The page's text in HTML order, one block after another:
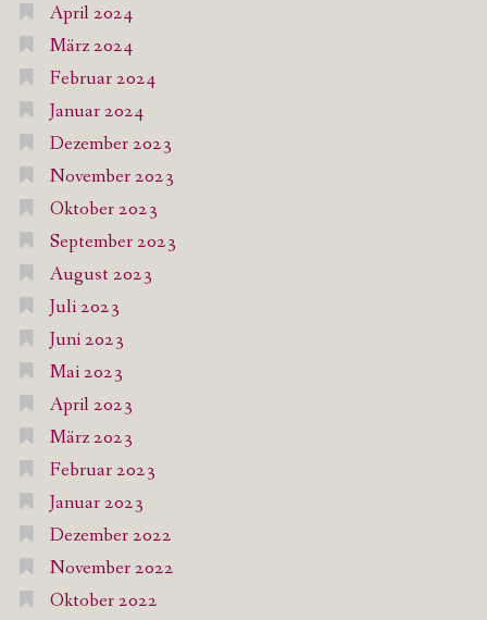
April 2024
März 2024
Februar 2024
Januar 2024
Dezember 2023
November 2023
Oktober 2023
September 2023
August 2023
Juli 2023
Juni 2023
Mai 2023
April 2023
März 2023
Februar 2023
Januar 2023
Dezember 2022
November 2022
Oktober 2022